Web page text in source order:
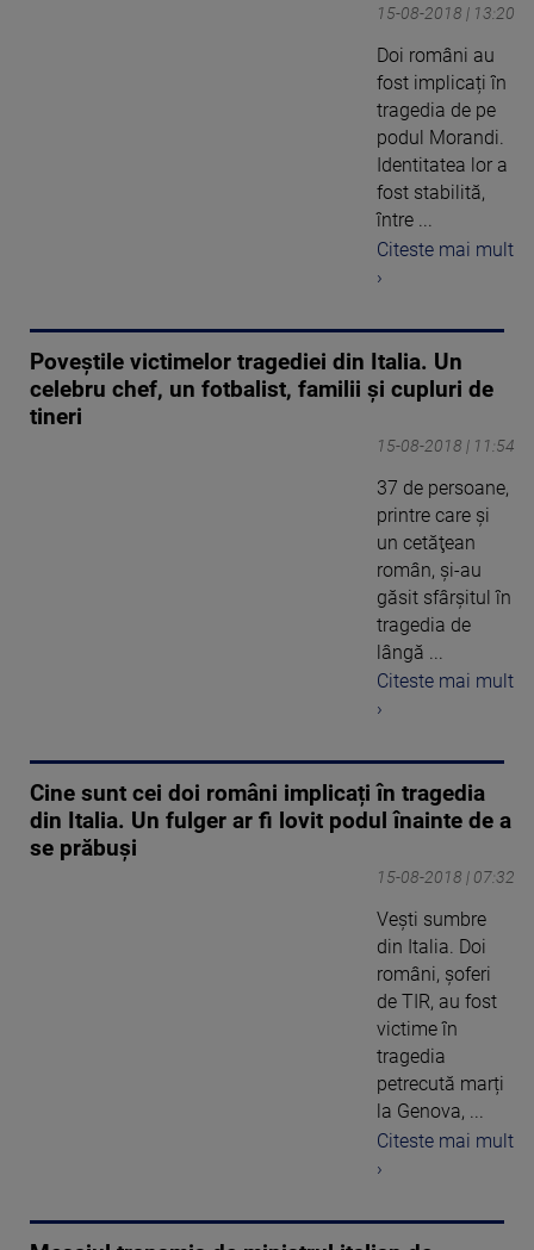
15-08-2018 | 13:20
Doi români au
fost implicați în
tragedia de pe
podul Morandi.
Identitatea lor a
fost stabilită,
între ...
Citeste mai mult
›
Poveştile victimelor tragediei din Italia. Un
celebru chef, un fotbalist, familii şi cupluri de
tineri
15-08-2018 | 11:54
37 de persoane,
printre care şi
un cetăţean
român, şi-au
găsit sfârşitul în
tragedia de
lângă ...
Citeste mai mult
›
Cine sunt cei doi români implicați în tragedia
din Italia. Un fulger ar fi lovit podul înainte de a
se prăbuși
15-08-2018 | 07:32
Veşti sumbre
din Italia. Doi
români, şoferi
de TIR, au fost
victime în
tragedia
petrecută marți
la Genova, ...
Citeste mai mult
›